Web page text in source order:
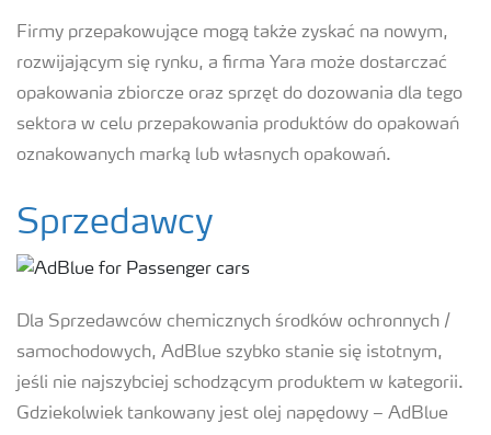
Firmy przepakowujące mogą także zyskać na nowym,
rozwijającym się rynku, a firma Yara może dostarczać
opakowania zbiorcze oraz sprzęt do dozowania dla tego
sektora w celu przepakowania produktów do opakowań
oznakowanych marką lub własnych opakowań.
Sprzedawcy
Dla Sprzedawców chemicznych środków ochronnych /
samochodowych, AdBlue szybko stanie się istotnym,
jeśli nie najszybciej schodzącym produktem w kategorii.
Gdziekolwiek tankowany jest olej napędowy – AdBlue